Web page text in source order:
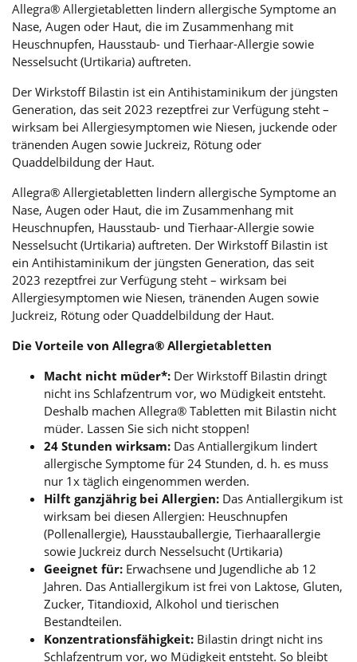
Allegra® Allergietabletten lindern allergische Symptome an
Nase, Augen oder Haut, die im Zusammenhang mit
Heuschnupfen, Hausstaub- und Tierhaar-Allergie sowie
Nesselsucht (Urtikaria) auftreten.
Der Wirkstoff Bilastin ist ein Antihistaminikum der jüngsten
Generation, das seit 2023 rezeptfrei zur Verfügung steht –
wirksam bei Allergiesymptomen wie Niesen, juckende oder
tränenden Augen sowie Juckreiz, Rötung oder
Quaddelbildung der Haut.
Allegra® Allergietabletten lindern allergische Symptome an
Nase, Augen oder Haut, die im Zusammenhang mit
Heuschnupfen, Hausstaub- und Tierhaar-Allergie sowie
Nesselsucht (Urtikaria) auftreten. Der Wirkstoff Bilastin ist
ein Antihistaminikum der jüngsten Generation, das seit
2023 rezeptfrei zur Verfügung steht – wirksam bei
Allergiesymptomen wie Niesen, tränenden Augen sowie
Juckreiz, Rötung oder Quaddelbildung der Haut.
Die Vorteile von Allegra® Allergietabletten
Macht nicht müder*: Der Wirkstoff Bilastin dringt
nicht ins Schlafzentrum vor, wo Müdigkeit entsteht.
Deshalb machen Allegra® Tabletten mit Bilastin nicht
müder. Lassen Sie sich nicht stoppen!
24 Stunden wirksam: Das Antiallergikum lindert
allergische Symptome für 24 Stunden, d. h. es muss
nur 1x täglich eingenommen werden.
Hilft ganzjährig bei Allergien: Das Antiallergikum ist
wirksam bei diesen Allergien: Heuschnupfen
(Pollenallergie), Hausstauballergie, Tierhaarallergie
sowie Juckreiz durch Nesselsucht (Urtikaria)
Geeignet für: Erwachsene und Jugendliche ab 12
Jahren. Das Antiallergikum ist frei von Laktose, Gluten,
Zucker, Titandioxid, Alkohol und tierischen
Bestandteilen.
Konzentrationsfähigkeit: Bilastin dringt nicht ins
Schlafzentrum vor, wo Müdigkeit entsteht. So bleibt